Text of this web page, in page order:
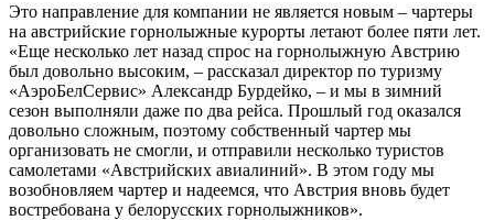
Это направление для компании не является новым – чартеры
на австрийские горнолыжные курорты летают более пяти лет.
«Еще несколько лет назад спрос на горнолыжную Австрию
был довольно высоким, – рассказал директор по туризму
«АэроБелСервис» Александр Бурдейко, – и мы в зимний
сезон выполняли даже по два рейса. Прошлый год оказался
довольно сложным, поэтому собственный чартер мы
организовать не смогли, и отправили несколько туристов
самолетами «Австрийских авиалиний». В этом году мы
возобновляем чартер и надеемся, что Австрия вновь будет
востребована у белорусских горнолыжников».